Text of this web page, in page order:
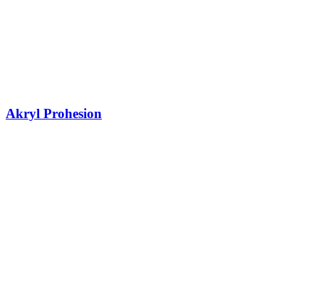
Akryl Prohesion